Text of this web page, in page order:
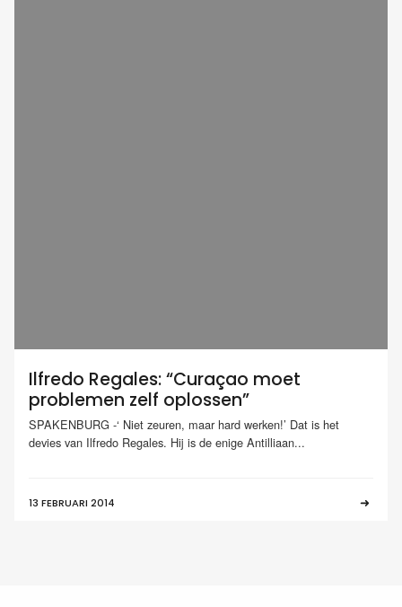
Ilfredo Regales: “Curaçao moet
problemen zelf oplossen”
SPAKENBURG -‘ Niet zeuren, maar hard werken!’ Dat is het
devies van Ilfredo Regales. Hij is de enige Antilliaan...
13 FEBRUARI 2014